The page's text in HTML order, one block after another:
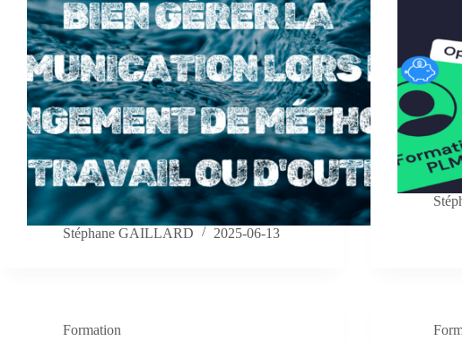
Stéphane GAILLARD 2025-06-13
Formation